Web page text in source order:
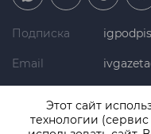
Подписка
Email
Телефон +7
Этот сайт
технологии